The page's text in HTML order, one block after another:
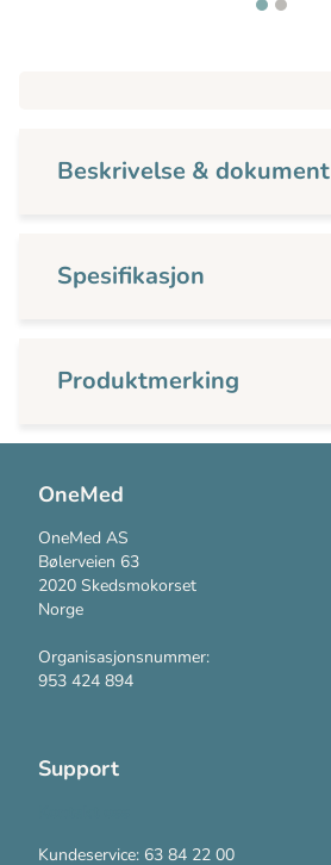
Beskrivelse & dokument
Spesifikasjon
Produktmerking
OneMed
OneMed AS
Bølerveien 63
2020 Skedsmokorset
Norge
Organisasjonsnummer:
953 424 894
Support
Kundeservice: 63 84 22 00